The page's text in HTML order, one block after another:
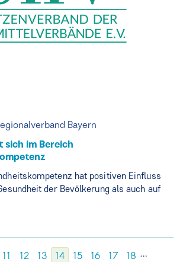
Bayern
sich im Bereich
hat positiven Einfluss
der Bevölkerung als auch auf
12 13 14 15 16 17 18 …